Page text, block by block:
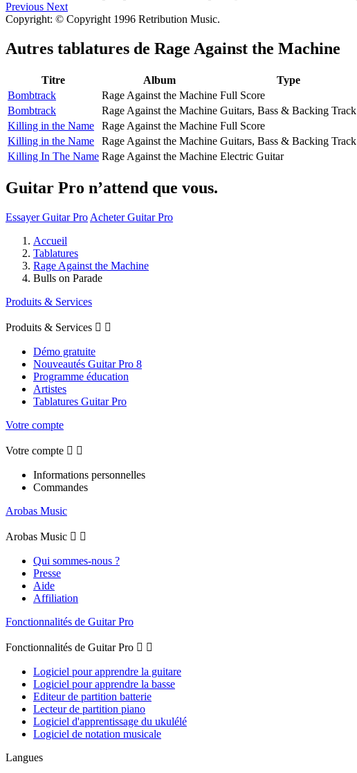
Previous Next
Copyright: © Copyright 1996 Retribution Music.
Autres tablatures de Rage Against the Machine
Titre Album
Type
Bombtrack
Rage Against the Machine Full Score
Bombtrack
Rage Against the Machine Guitars, Bass & Backing Track
Killing in the Name
Rage Against the Machine Full Score
Killing in the Name
Rage Against the Machine Guitars, Bass & Backing Track
Killing In The Name Rage Against the Machine Electric Guitar
Guitar Pro n’attend que vous.
Essayer Guitar Pro Acheter Guitar Pro
Accueil
Tablatures
Rage Against the Machine
Bulls on Parade
Produits & Services
Produits & Services  
Démo gratuite
Nouveautés Guitar Pro 8
Programme éducation
Artistes
Tablatures Guitar Pro
Votre compte
Votre compte  
Informations personnelles
Commandes
Arobas Music
Arobas Music  
Qui sommes-nous ?
Presse
Aide
Affiliation
Fonctionnalités de Guitar Pro
Fonctionnalités de Guitar Pro  
Logiciel pour apprendre la guitare
Logiciel pour apprendre la basse
Editeur de partition batterie
Lecteur de partition piano
Logiciel d'apprentissage du ukulélé
Logiciel de notation musicale
Langues